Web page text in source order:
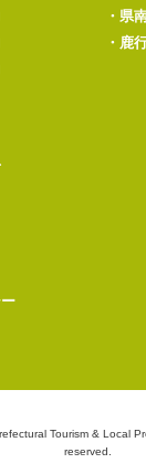
・ 県
・ 鹿
Tourism & Local
reserved.